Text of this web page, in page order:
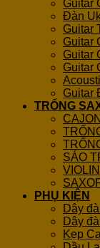
Guitar
Đàn
Guitar
Guitar
Guitar
Guitar
Guitar
TRỐNG
CAJON
SÁO
VIOLIN
PHỤ KIỆN
Dây
Dây
Kẹp